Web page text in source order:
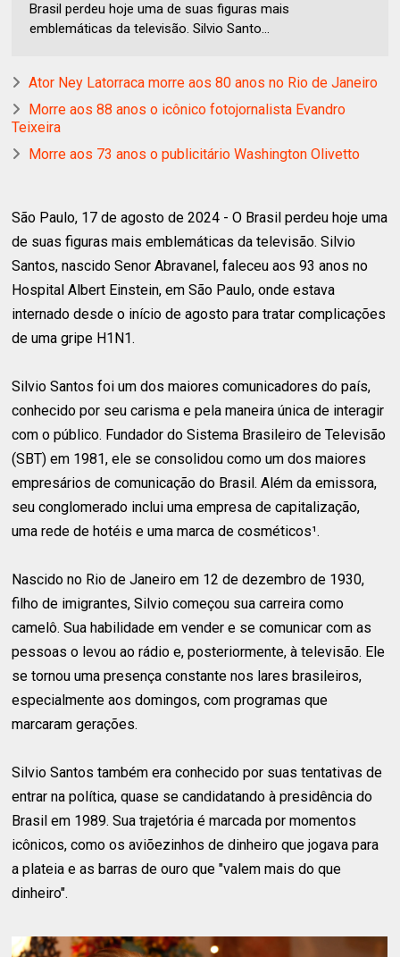
Brasil perdeu hoje uma de suas figuras mais
emblemáticas da televisão. Silvio Santo...
Ator Ney Latorraca morre aos 80 anos no Rio de Janeiro
Morre aos 88 anos o icônico fotojornalista Evandro
Teixeira
Morre aos 73 anos o publicitário Washington Olivetto
São Paulo, 17 de agosto de 2024 - O Brasil perdeu hoje uma
de suas figuras mais emblemáticas da televisão. Silvio
Santos, nascido Senor Abravanel, faleceu aos 93 anos no
Hospital Albert Einstein, em São Paulo, onde estava
internado desde o início de agosto para tratar complicações
de uma gripe H1N1.
Silvio Santos foi um dos maiores comunicadores do país,
conhecido por seu carisma e pela maneira única de interagir
com o público. Fundador do Sistema Brasileiro de Televisão
(SBT) em 1981, ele se consolidou como um dos maiores
empresários de comunicação do Brasil. Além da emissora,
seu conglomerado inclui uma empresa de capitalização,
uma rede de hotéis e uma marca de cosméticos¹.
Nascido no Rio de Janeiro em 12 de dezembro de 1930,
filho de imigrantes, Silvio começou sua carreira como
camelô. Sua habilidade em vender e se comunicar com as
pessoas o levou ao rádio e, posteriormente, à televisão. Ele
se tornou uma presença constante nos lares brasileiros,
especialmente aos domingos, com programas que
marcaram gerações.
Silvio Santos também era conhecido por suas tentativas de
entrar na política, quase se candidatando à presidência do
Brasil em 1989. Sua trajetória é marcada por momentos
icônicos, como os aviõezinhos de dinheiro que jogava para
a plateia e as barras de ouro que "valem mais do que
dinheiro".